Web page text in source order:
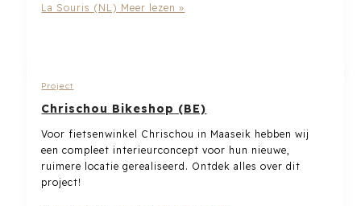
La Souris (NL) Meer lezen »
Project
Chrischou Bikeshop (BE)
Voor fietsenwinkel Chrischou in Maaseik hebben wij
een compleet interieurconcept voor hun nieuwe,
ruimere locatie gerealiseerd. Ontdek alles over dit
project!